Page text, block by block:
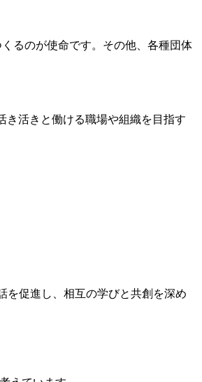
るのが使命です。その他、各種団体
き活きと働ける職場や組織を目指す
を促進し、相互の学びと共創を深め